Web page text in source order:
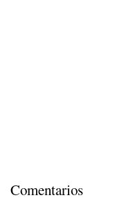
Comentarios